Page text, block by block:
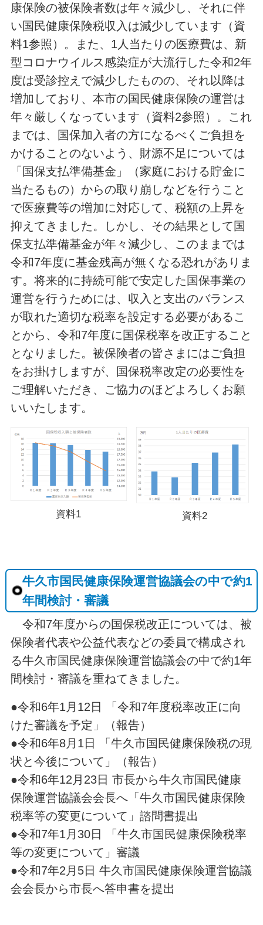
康保険の被保険者数は年々減少し、それに伴
い国民健康保険税収入は減少しています（資
料1参照）。また、1人当たりの医療費は、新
型コロナウイルス感染症が大流行した令和2年
度は受診控えで減少したものの、それ以降は
増加しており、本市の国民健康保険の運営は
年々厳しくなっています（資料2参照）。これ
までは、国保加入者の方になるべくご負担を
かけることのないよう、財源不足については
「国保支払準備基金」（家庭における貯金に
当たるもの）からの取り崩しなどを行うこと
で医療費等の増加に対応して、税額の上昇を
抑えてきました。しかし、その結果として国
保支払準備基金が年々減少し、このままでは
令和7年度に基金残高が無くなる恐れがありま
す。将来的に持続可能で安定した国保事業の
運営を行うためには、収入と支出のバランス
が取れた適切な税率を設定する必要があるこ
とから、令和7年度に国保税率を改正すること
となりました。被保険者の皆さまにはご負担
をお掛けしますが、国保税率改定の必要性を
ご理解いただき、ご協力のほどよろしくお願
いいたします。
資料1 資料2
牛久市国民健康保険運営協議会の中で約1
年間検討・審議
令和7年度からの国保税改正については、被
保険者代表や公益代表などの委員で構成され
る牛久市国民健康保険運営協議会の中で約1年
間検討・審議を重ねてきました。
●令和6年1月12日 「令和7年度税率改正に向
けた審議を予定」（報告）
●令和6年8月1日 「牛久市国民健康保険税の現
状と今後について」（報告）
●令和6年12月23日 市長から牛久市国民健康
保険運営協議会会長へ「牛久市国民健康保険
税率等の変更について」諮問書提出
●令和7年1月30日 「牛久市国民健康保険税率
等の変更について」審議
●令和7年2月5日 牛久市国民健康保険運営協議
会会長から市長へ答申書を提出